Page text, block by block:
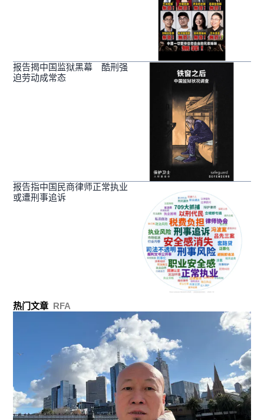
报告揭中国监狱黑幕 酷刑强
迫劳动成常态
报告指中国民商律师正常执业
或遭刑事追诉
热门文章 RFA